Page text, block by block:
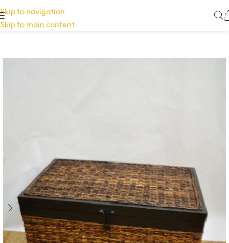
Skip to navigation
Skip to main content